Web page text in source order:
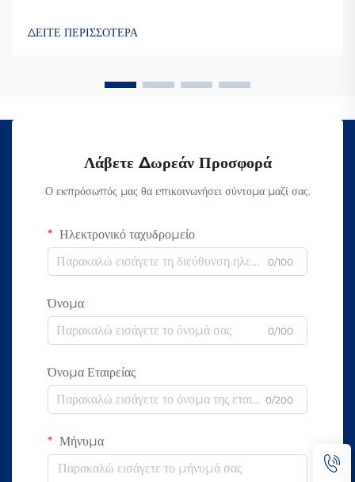
δεδομένα μέσω φωτός αντί για ηλεκτρικά σήματα όπως οι κ...
ΔΕΙΤΕ ΠΕΡΙΣΣΟΤΕΡΑ
Λάβετε Δωρεάν Προσφορά
Ο εκπρόσωπός μας θα επικοινωνήσει σύντομα μαζί σας.
Ηλεκτρονικό ταχυδρομείο
0/100
Όνομα
0/100
Όνομα Εταιρείας
0/200
Μήνυμα